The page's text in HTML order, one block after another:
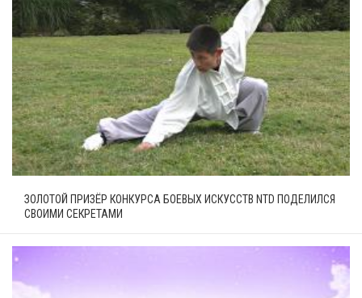
ЗОЛОТОЙ ПРИЗЁР КОНКУРСА БОЕВЫХ ИСКУССТВ NTD ПОДЕЛИЛСЯ
СВОИМИ СЕКРЕТАМИ